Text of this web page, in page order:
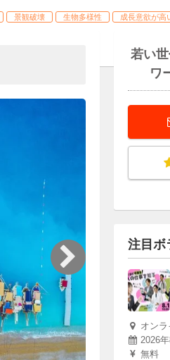
景観破壊 生物多様性 成長意欲が高
若い
ワ
注目ボ
オン
2026
無料